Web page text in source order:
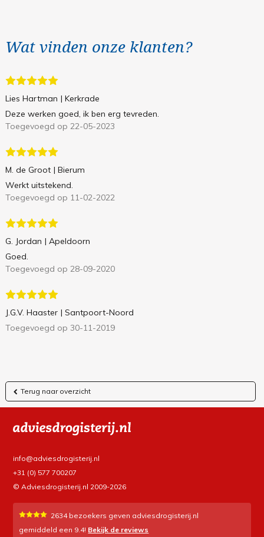
Wat vinden onze klanten?
Lies Hartman | Kerkrade
Deze werken goed, ik ben erg tevreden.
Toegevoegd op 22-05-2023
M. de Groot | Bierum
Werkt uitstekend.
Toegevoegd op 11-02-2022
G. Jordan | Apeldoorn
Goed.
Toegevoegd op 28-09-2020
J.G.V. Haaster | Santpoort-Noord
Toegevoegd op 30-11-2019
Terug naar overzicht
info@adviesdrogisterij.nl
+31 (0) 577 700207
© Adviesdrogisterij.nl 2009-2026
2634bezoekers geven adviesdrogisterij.nl
gemiddeld een 9.4! Bekijk de reviews